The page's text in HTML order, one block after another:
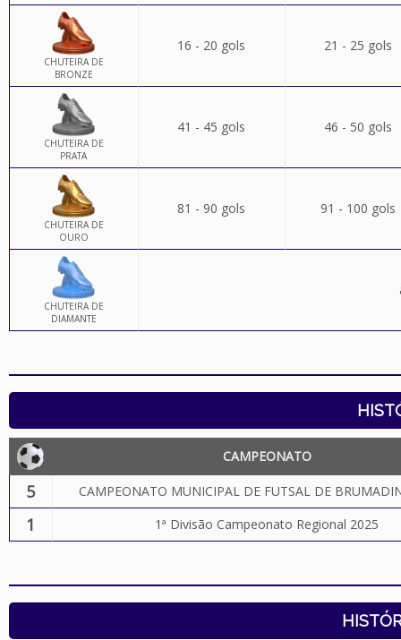
CHUTEIRA DE
BRONZE
16 - 20 gols 21 - 25 gols
CHUTEIRA DE
PRATA
41 - 45 gols 46 - 50 gols
CHUTEIRA DE
OURO
81 - 90 gols 91 - 100 gols
CHUTEIRA DE
DIAMANTE
CAMPEONATO
5 CAMPEONATO MUNICIPAL DE FUTSAL DE
1 1ª Divisão Campeonato Regional 2025